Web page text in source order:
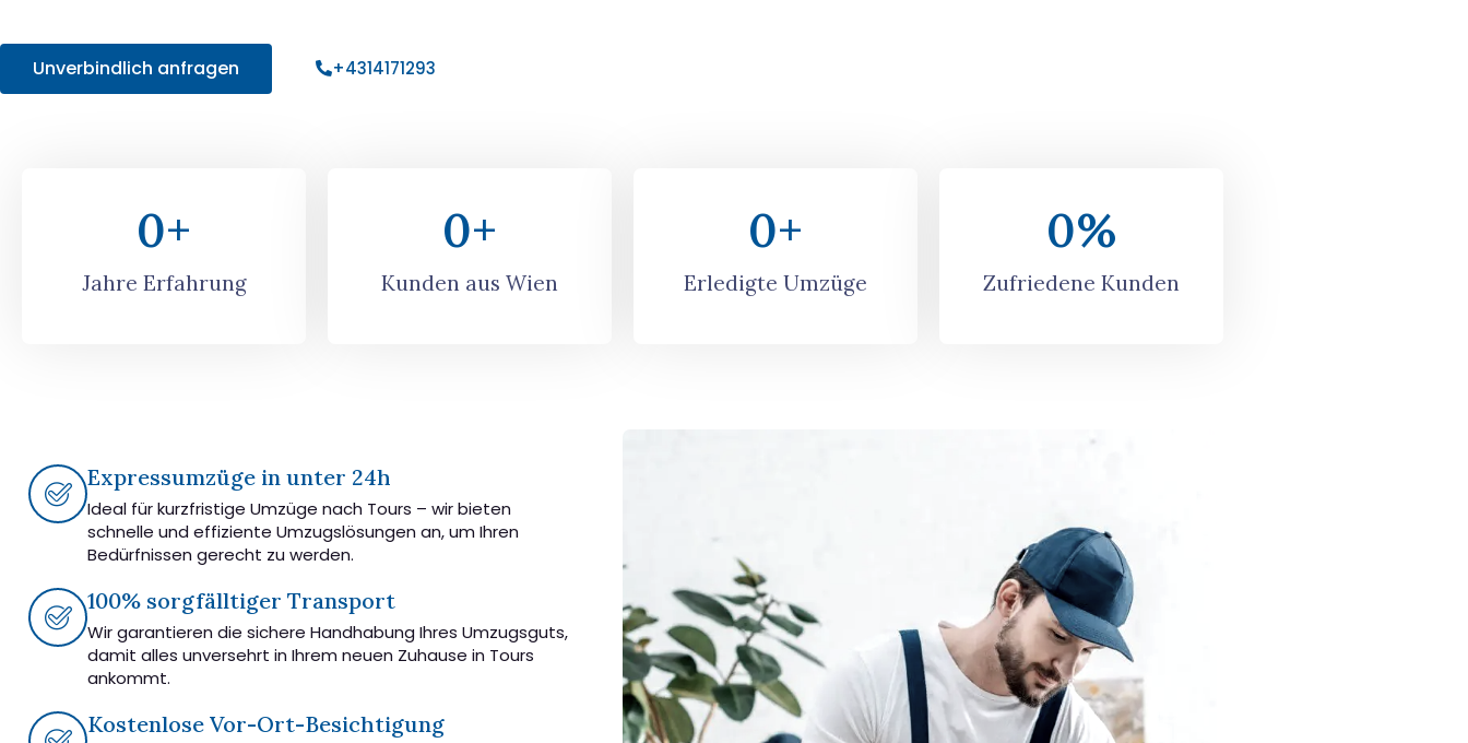
Unverbindlich anfragen +4314171293
Jahre Erfahrung
0+
Kunden aus Wien
0+
Erledigte Umzüge
0+
Zufriedene Kunden
0%
Expressumzüge in unter 24h
Ideal für kurzfristige Umzüge nach Tours – wir bieten
schnelle und effiziente Umzugslösungen an, um Ihren
Bedürfnissen gerecht zu werden.
100% sorgfälltiger Transport
Wir garantieren die sichere Handhabung Ihres Umzugsguts,
damit alles unversehrt in Ihrem neuen Zuhause in Tours
ankommt.
Kostenlose Vor-Ort-Besichtigung